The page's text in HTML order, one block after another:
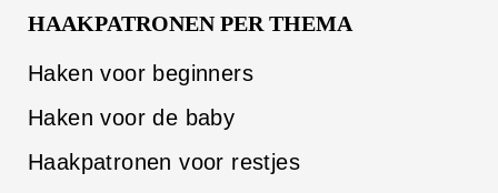
HAAKPATRONEN PER THEMA
Haken voor beginners
Haken voor de baby
Haakpatronen voor restjes